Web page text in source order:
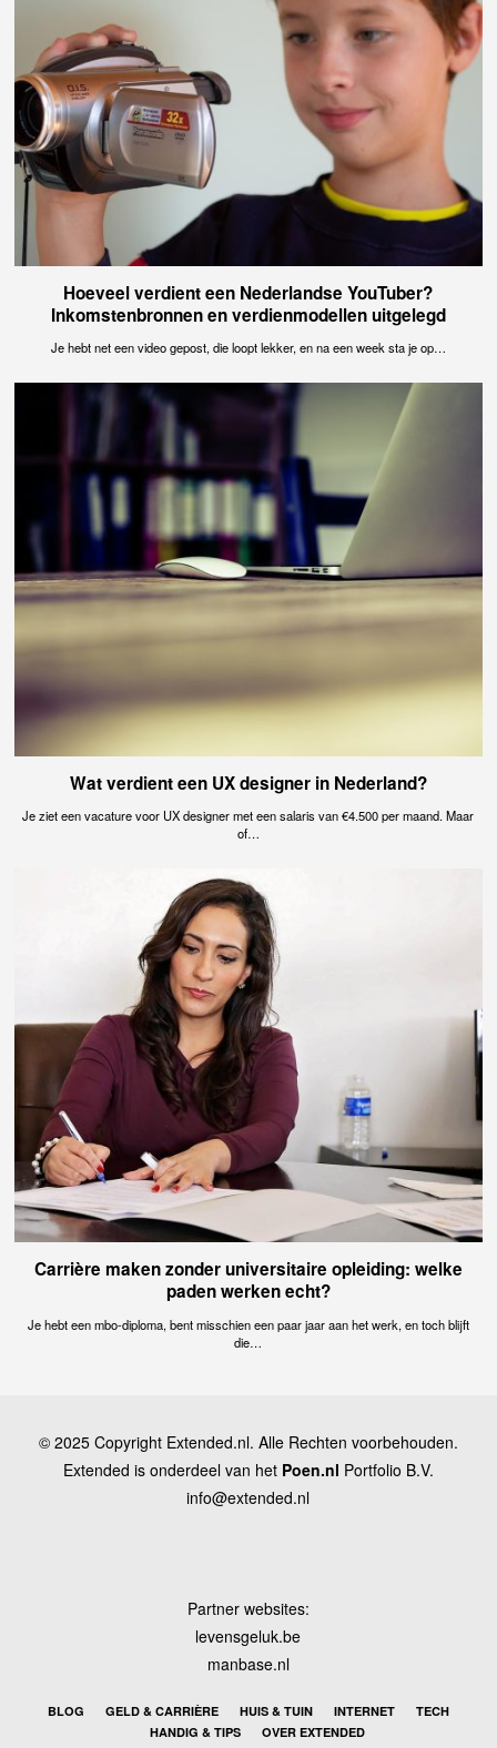
Hoeveel verdient een Nederlandse YouTuber?
Inkomstenbronnen en verdienmodellen uitgelegd
Je hebt net een video gepost, die loopt lekker, en na een week sta je op…
Wat verdient een UX designer in Nederland?
Je ziet een vacature voor UX designer met een salaris van €4.500 per maand. Maar
of…
Carrière maken zonder universitaire opleiding: welke
paden werken echt?
Je hebt een mbo-diploma, bent misschien een paar jaar aan het werk, en toch blijft
die…
© 2025 Copyright Extended.nl. Alle Rechten voorbehouden.
Extended is onderdeel van het Poen.nl Portfolio B.V.
info@extended.nl
Partner websites:
levensgeluk.be
manbase.nl
BLOG GELD & CARRIÈRE HUIS & TUIN INTERNET
TECH
HANDIG & TIPS
OVER EXTENDED